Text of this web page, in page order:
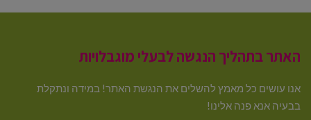
האתר בתהליך הנגשה לבעלי מוגבלויות
אנו עושים כל מאמץ להשלים את הנגשת האתר! במידה ונתקלת
בבעיה אנא פנה אלינו!